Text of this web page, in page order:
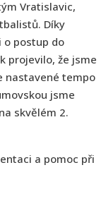
Vratislavic,
Díky
postup do
projevilo, že jsme
nastavené tempo
jsme
skvělém 2.
a pomoc při